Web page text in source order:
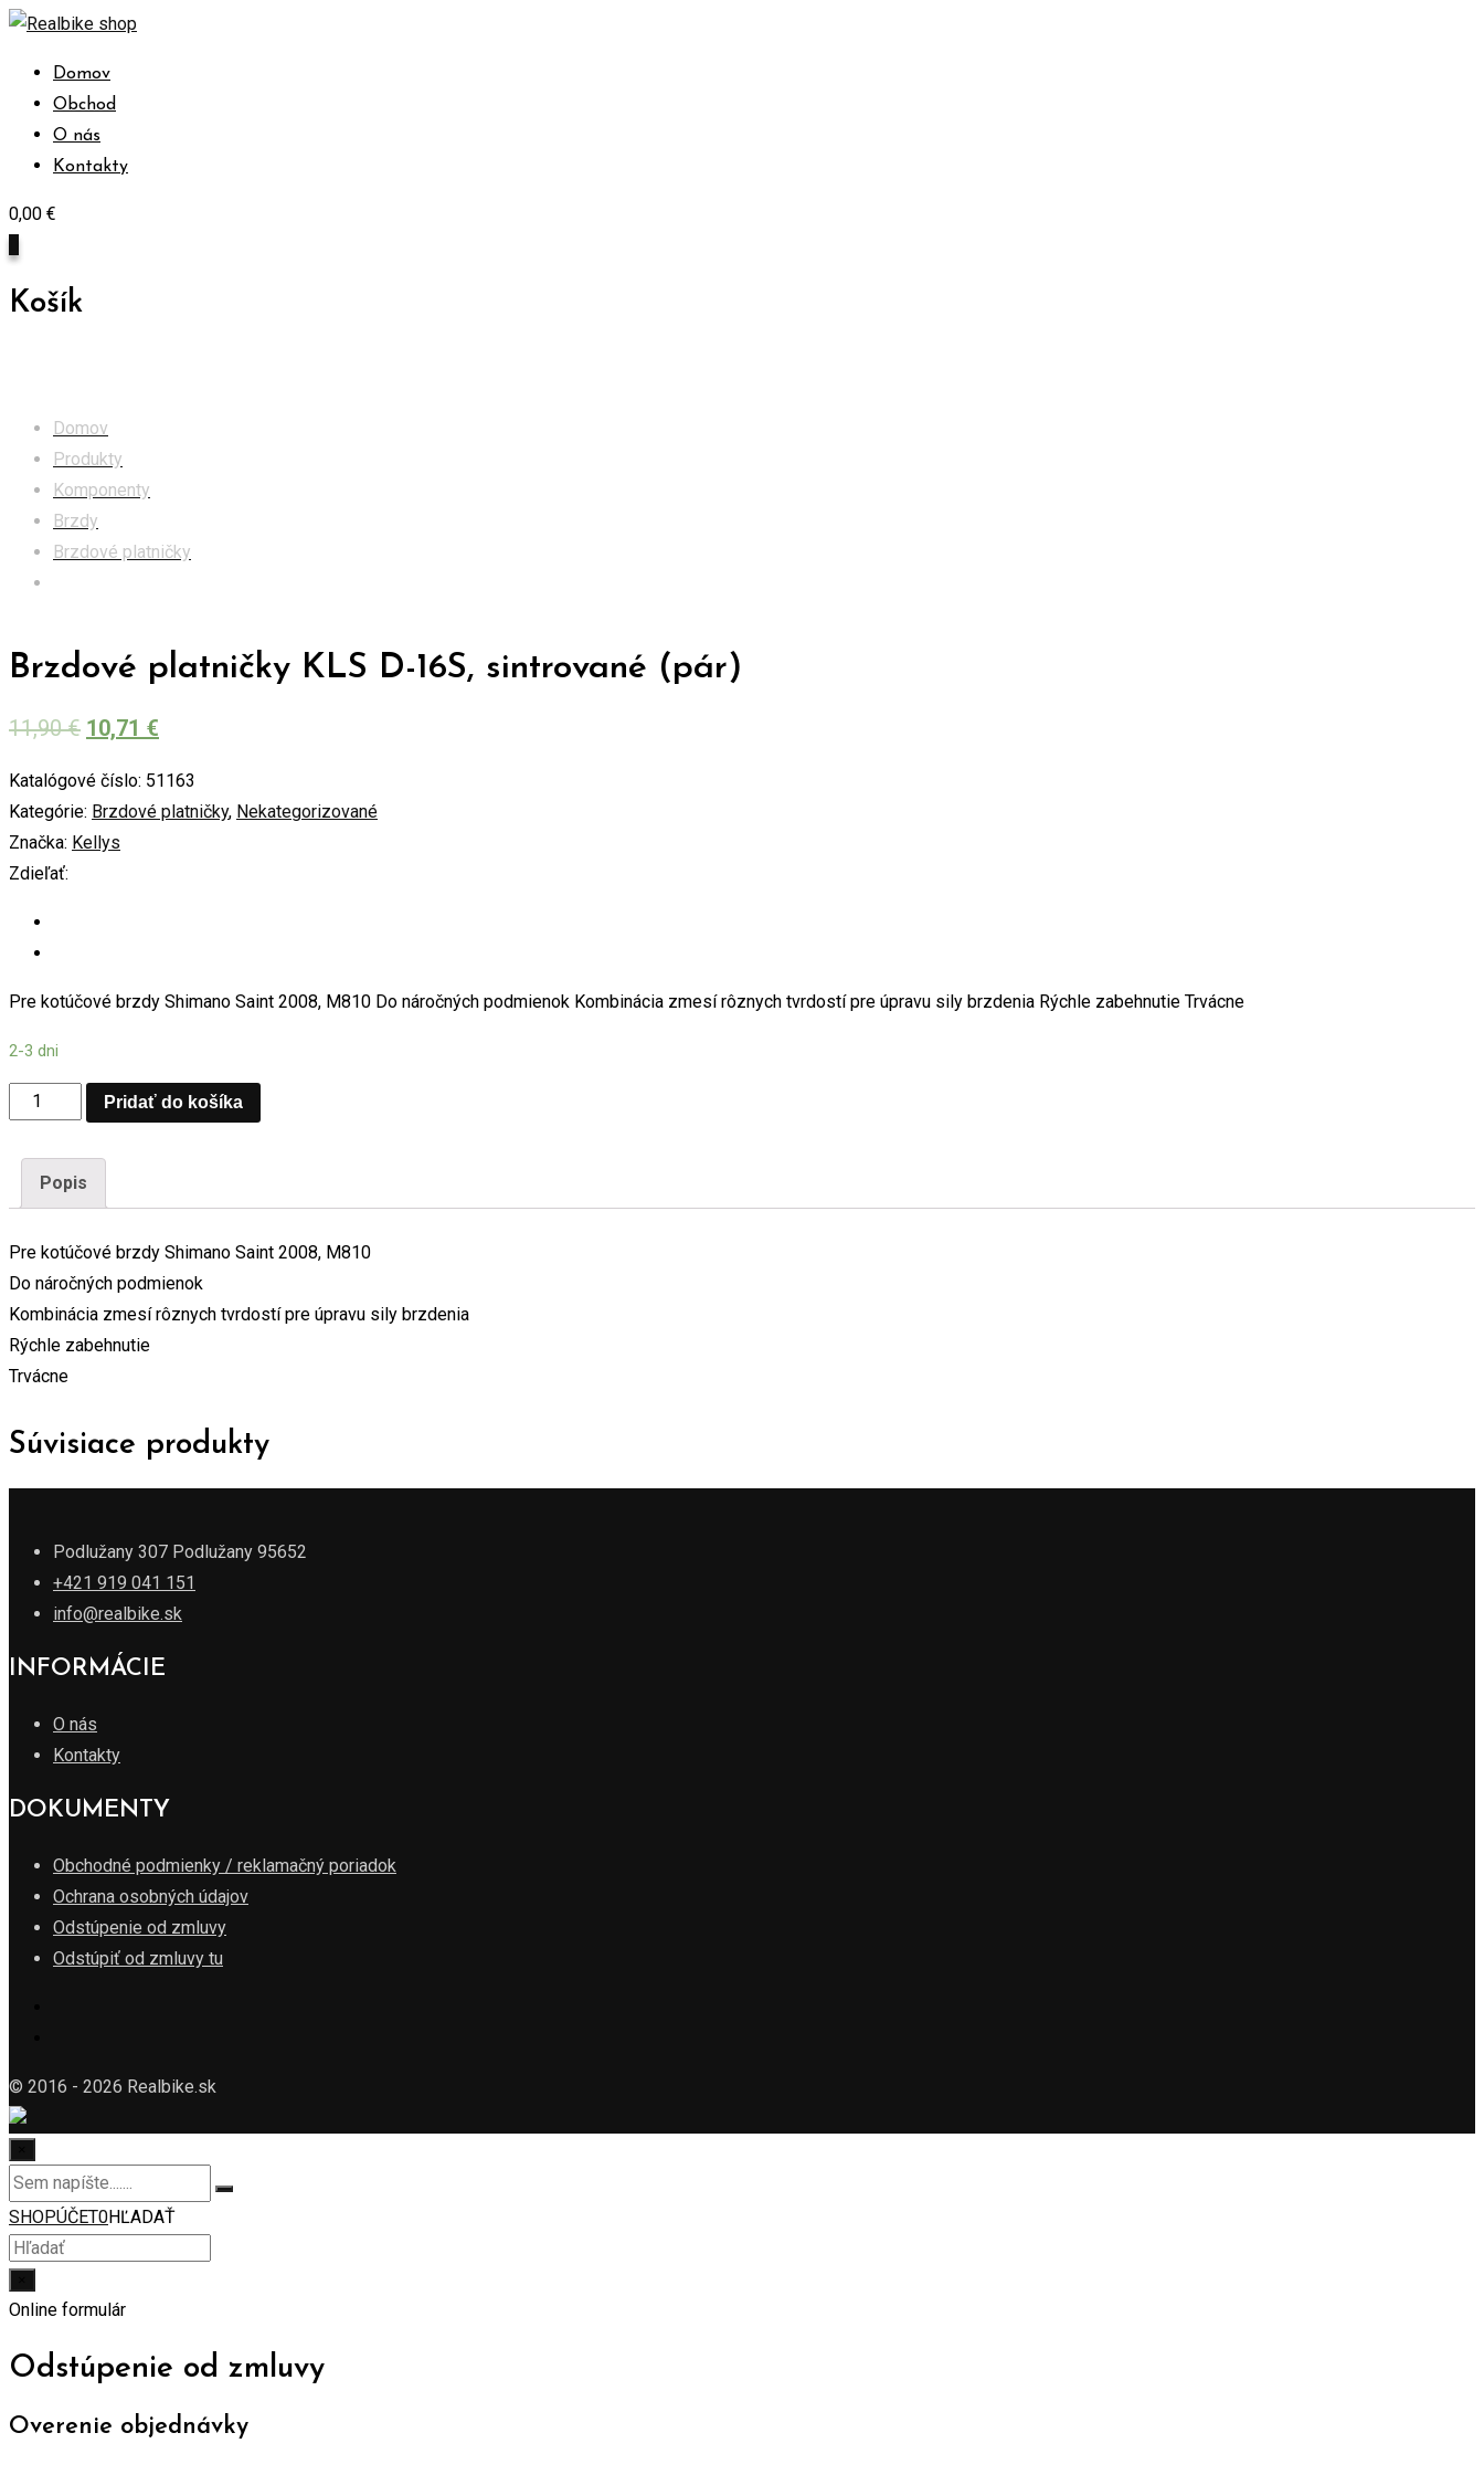
Skip
content
Domov
Obchod
O nás
Kontakty
0,00 €
Košík
Domov
Produkty
Komponenty
Brzdy
Brzdové platničky
Brzdové platničky KLS D-16S, sintrované (pár)
11,90€ 10,71 €
Katalógové číslo: 51163
Kategórie: Brzdové platničky, Nekategorizované
Značka: Kellys
Zdieľať:
Pre kotúčové brzdy Shimano Saint 2008, M810 Do náročných podmienok Kombinácia zmesí rôznych tvrdostí pre úpravu sily brzdenia Rýchle zabehnutie Trvácne
2-3 dni
Brzdové
KLS
sintrované
(pár)
množstvo
Pridať do košíka
Popis
Pre kotúčové brzdy Shimano Saint 2008, M810
Do náročných podmienok
Kombinácia zmesí rôznych tvrdostí pre úpravu sily brzdenia
Rýchle zabehnutie
Trvácne
Súvisiace produkty
Podlužany 307 Podlužany 95652
+421 919 041 151
info@realbike.sk
INFORMÁCIE
O nás
Kontakty
DOKUMENTY
Obchodné podmienky / reklamačný poriadok
Ochrana osobných údajov
Odstúpenie od zmluvy
Odstúpiť od zmluvy tu
© 2016 - 2026 Realbike.sk
SHOPÚČET0HĽADAŤ
Online formulár
Odstúpenie od zmluvy
Overenie objednávky